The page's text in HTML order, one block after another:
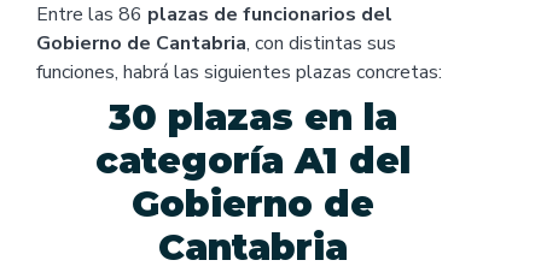
Entre las 86 plazas de funcionarios del
Gobierno de Cantabria, con distintas sus
funciones, habrá las siguientes plazas concretas:
30 plazas en la
categoría A1 del
Gobierno de
Cantabria